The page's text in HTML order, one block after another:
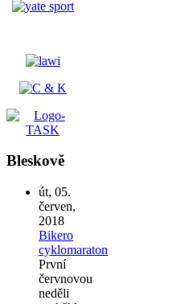
Bleskově
út, 05.
červen,
2018
Bikero
cyklomaraton
První
červnovou
neděli